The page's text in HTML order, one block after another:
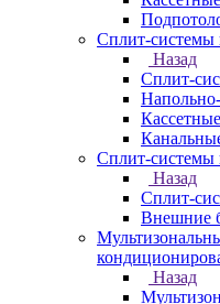
Сплит-
Назад
Сплит-
Сплит-
Назад
Сплит-
Внешние
Назад